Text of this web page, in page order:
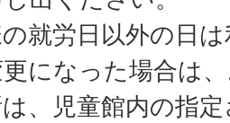
就労日以外の日
になった場合は
、児童館内の指